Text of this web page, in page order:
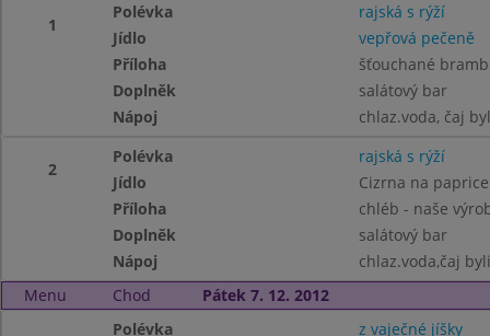
1
Polévka
rajská s rýží
Jídlo
vepřová pečeně
Příloha
šťouchané
Doplněk
salátový bar
Nápoj
chlaz.voda, čaj
2
Polévka
rajská s rýží
Jídlo
Cizrna na
Příloha
chléb - naše
Doplněk
salátový bar
Nápoj
chlaz.voda,čaj
Menu
Chod Pátek 7. 12. 2012
Polévka
z vaječné jíšky